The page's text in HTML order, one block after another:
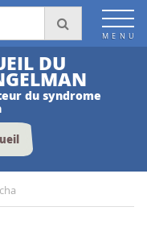
DU
du syndrome